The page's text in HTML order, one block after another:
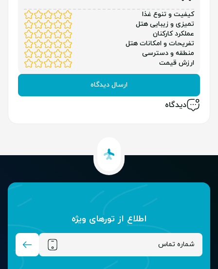
کیفیت و تنوع غذا
تمیزی و زیبایی هتل
عملکرد کارکنان
تفریحات و امکانات هتل
منطقه و دسترسی
ارزش قیمت
ارسال دیدگاه
دیدگاه
اطلاع از تور‌های ویژه